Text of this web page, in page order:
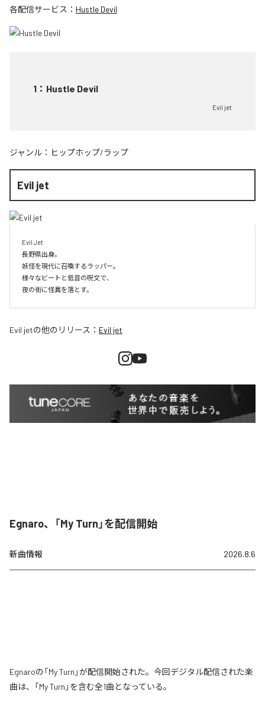
各配信サービス： Hustle Devil
1 ： Hustle Devil
Evil jet
ジャンル： ヒップホップ/ラップ
Evil jet
Evil Jet
長野県出身。
妖怪を現代に召喚するラッパー。
様々なビートと低音の呪文で、
夜の街に怪異を落とす。
Evil jetの他のリリース： Evil jet
Egnaro、「My Turn」を配信開始
新曲情報 2026.8.6
Egnaroの「My Turn」が配信開始された。今回デジタル配信された楽
曲は、「My Turn」を含む全1曲となっている。